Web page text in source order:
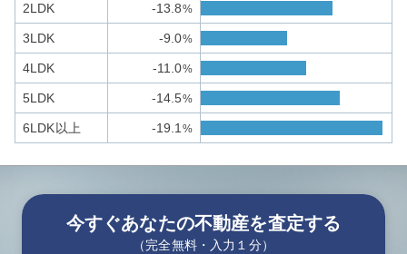
2LDK -13.8%
3LDK -9.0%
4LDK -11.0%
5LDK -14.5%
6LDK以上 -19.1 %
今すぐあなたの不動産を査定する
（完全無料・入力１分）